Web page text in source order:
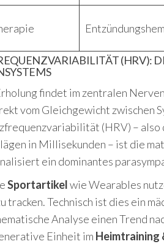
(HRV):
findet im zentralen
vom Gleichgewicht zwischen
(HRV) – also
in Millisekunden – ist die
ein dominantes
Sportartikelwie Wearables
tracken. Technisch ist dies ein
Analyse einen Trend
Einheit im Heimtraining